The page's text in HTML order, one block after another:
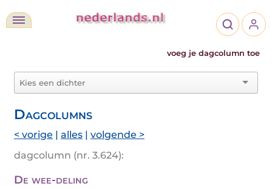
voeg je dagcolumn toe
Dagcolumns
< vorige | alles | volgende >
dagcolumn (nr. 3.624):
De wee-deling